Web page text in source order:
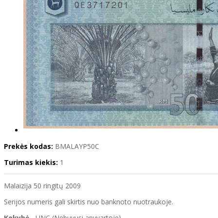
Prekės kodas: BMALAYP50C
Turimas kiekis: 1
Malaizija 50 ringitų 2009
Serijos numeris gali skirtis nuo banknoto nuotraukoje.